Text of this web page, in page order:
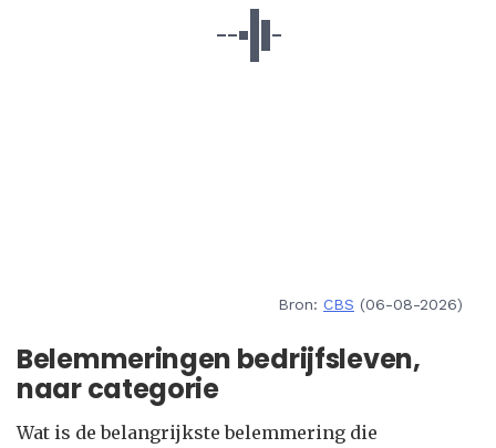
Bron: CBS (06-08-2026)
Belemmeringen bedrijfsleven,
naar categorie
Wat is de belangrijkste belemmering die